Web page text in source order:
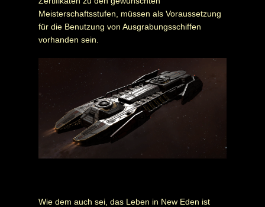
Meisterschaftsstufen, müssen als Voraussetzung
für die Benutzung von Ausgrabungsschiffen
vorhanden sein.
Wie dem auch sei, das Leben in New Eden ist